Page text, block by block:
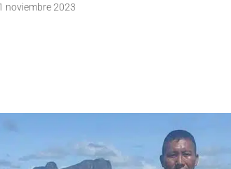
noviembre 2023